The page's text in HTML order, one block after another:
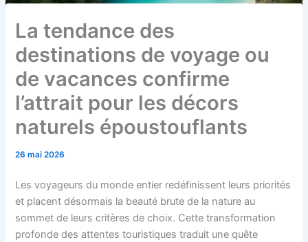
La tendance des
destinations de voyage ou
de vacances confirme
l’attrait pour les décors
naturels époustouflants
26 mai 2026
Les voyageurs du monde entier redéfinissent leurs priorités
et placent désormais la beauté brute de la nature au
sommet de leurs critères de choix. Cette transformation
profonde des attentes touristiques traduit une quête